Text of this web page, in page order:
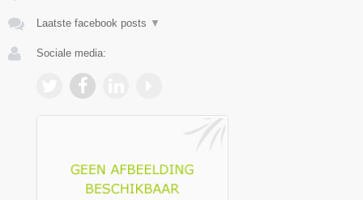
Laatste facebook posts ▼
Sociale media: